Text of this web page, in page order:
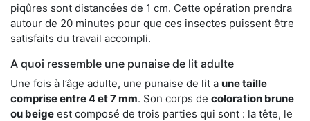
piqûres sont distancées de 1 cm. Cette opération prendra
autour de 20 minutes pour que ces insectes puissent être
satisfaits du travail accompli.
A quoi ressemble une punaise de lit adulte
Une fois à l’âge adulte, une punaise de lit a une taille
comprise entre 4 et 7 mm. Son corps de coloration brune
ou beige est composé de trois parties qui sont : la tête, le